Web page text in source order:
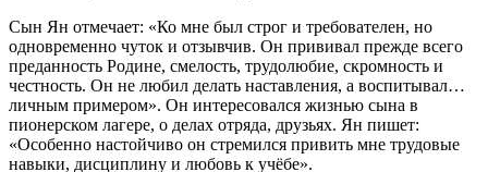
Сын Ян отмечает: «Ко мне был строг и требователен, но
одновременно чуток и отзывчив. Он прививал прежде всего
преданность Родине, смелость, трудолюбие, скромность и
честность. Он не любил делать наставления, а воспитывал…
личным примером». Он интересовался жизнью сына в
пионерском лагере, о делах отряда, друзьях. Ян пишет:
«Особенно настойчиво он стремился привить мне трудовые
навыки, дисциплину и любовь к учёбе».